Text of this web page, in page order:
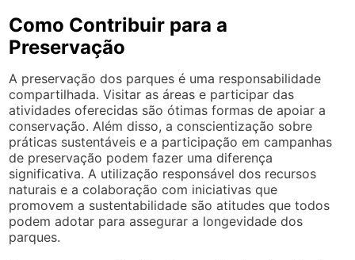
Como Contribuir para a
Preservação
A preservação dos parques é uma responsabilidade
compartilhada. Visitar as áreas e participar das
atividades oferecidas são ótimas formas de apoiar a
conservação. Além disso, a conscientização sobre
práticas sustentáveis e a participação em campanhas
de preservação podem fazer uma diferença
significativa. A utilização responsável dos recursos
naturais e a colaboração com iniciativas que
promovem a sustentabilidade são atitudes que todos
podem adotar para assegurar a longevidade dos
parques.